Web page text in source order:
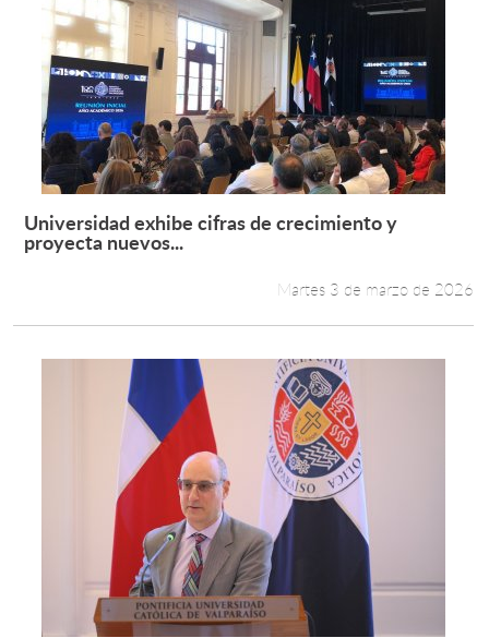
Leer más +
Universidad exhibe cifras de crecimiento y
proyecta nuevos...
Martes 3 de marzo de 2026